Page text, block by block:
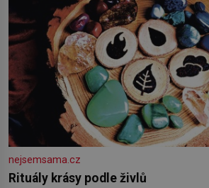
nejsemsama.cz
Rituály krásy podle živlů